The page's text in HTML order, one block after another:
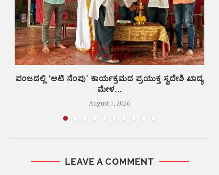
ಪಂಜದಲ್ಲಿ ‘ಆಟಿ ನೆಂಪು’ ಕಾರ್ಯಕ್ರಮದ ಪ್ರಯುಕ್ತ ಸ್ವದೇಶಿ ಖಾದ್ಯ
ಮೇಳ...
August 7, 2026
LEAVE A COMMENT